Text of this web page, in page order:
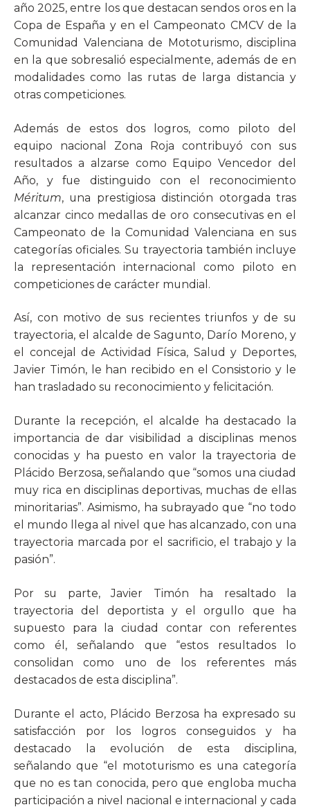
año 2025, entre los que destacan sendos oros en la
Copa de España y en el Campeonato CMCV de la
Comunidad Valenciana de Mototurismo, disciplina
en la que sobresalió especialmente, además de en
modalidades como las rutas de larga distancia y
otras competiciones.
Además de estos dos logros, como piloto del
equipo nacional Zona Roja contribuyó con sus
resultados a alzarse como Equipo Vencedor del
Año, y fue distinguido con el reconocimiento
Méritum, una prestigiosa distinción otorgada tras
alcanzar cinco medallas de oro consecutivas en el
Campeonato de la Comunidad Valenciana en sus
categorías oficiales. Su trayectoria también incluye
la representación internacional como piloto en
competiciones de carácter mundial.
Así, con motivo de sus recientes triunfos y de su
trayectoria, el alcalde de Sagunto, Darío Moreno, y
el concejal de Actividad Física, Salud y Deportes,
Javier Timón, le han recibido en el Consistorio y le
han trasladado su reconocimiento y felicitación.
Durante la recepción, el alcalde ha destacado la
importancia de dar visibilidad a disciplinas menos
conocidas y ha puesto en valor la trayectoria de
Plácido Berzosa, señalando que “somos una ciudad
muy rica en disciplinas deportivas, muchas de ellas
minoritarias”. Asimismo, ha subrayado que “no todo
el mundo llega al nivel que has alcanzado, con una
trayectoria marcada por el sacrificio, el trabajo y la
pasión”.
Por su parte, Javier Timón ha resaltado la
trayectoria del deportista y el orgullo que ha
supuesto para la ciudad contar con referentes
como él, señalando que “estos resultados lo
consolidan como uno de los referentes más
destacados de esta disciplina”.
Durante el acto, Plácido Berzosa ha expresado su
satisfacción por los logros conseguidos y ha
destacado la evolución de esta disciplina,
señalando que “el mototurismo es una categoría
que no es tan conocida, pero que engloba mucha
participación a nivel nacional e internacional y cada